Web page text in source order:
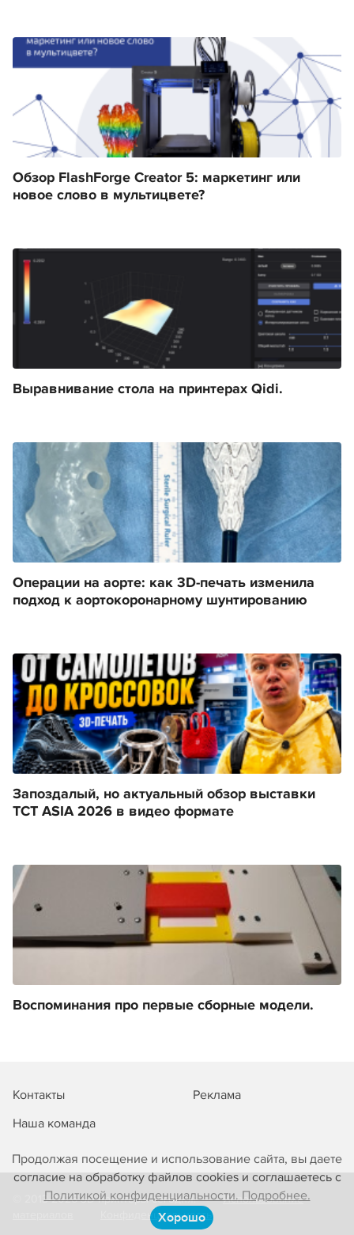
Продолжая посещение и использование сайта, вы даете
согласие на обработку файлов cookies и соглашаетесь с
Политикой конфиденциальности. Подробнее.
Хорошо
Обзор FlashForge Creator 5: маркетинг или
новое слово в мультицвете?
Выравнивание стола на принтерах Qidi.
Операции на аорте: как 3D-печать изменила
подход к аортокоронарному шунтированию
Запоздалый, но актуальный обзор выставки
TCT ASIA 2026 в видео формате
Воспоминания про первые сборные модели.
Контакты
Реклама
Наша команда
© 2013-2026 3D-принтеры сегодня!
Использование
Конфиденциальность